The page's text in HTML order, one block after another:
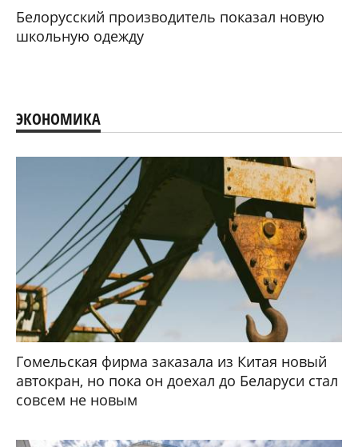
Белорусский производитель показал новую
школьную одежду
ЭКОНОМИКА
Гомельская фирма заказала из Китая новый
автокран, но пока он доехал до Беларуси стал
совсем не новым